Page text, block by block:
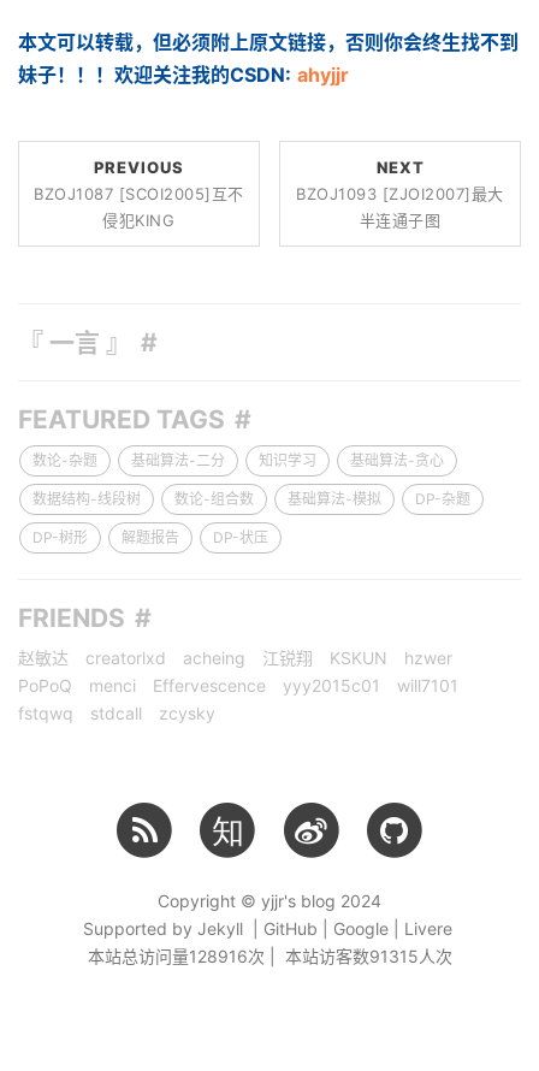
本文可以转载，但必须附上原文链接，否则你会终生找不到
妹子！！！欢迎关注我的CSDN: ahyjjr
PREVIOUS
BZOJ1087 [SCOI2005]互不
侵犯KING
NEXT
BZOJ1093 [ZJOI2007]最大
半连通子图
『 一言 』
FEATURED TAGS
数论-杂题 基础算法-二分 知识学习 基础算法-贪心
数据结构-线段树 数论-组合数 基础算法-模拟 DP-杂题
DP-树形 解题报告 DP-状压
FRIENDS
赵敏达 creatorlxd acheing 江锐翔 KSKUN
hzwer
PoPoQ
menci Effervescence yyy2015c01
will7101
fstqwq
stdcall zcysky
知
Copyright © yjjr's blog 2024
Supported by Jekyll | GitHub | Google | Livere
本站总访问量128916次 | 本站访客数91315人次